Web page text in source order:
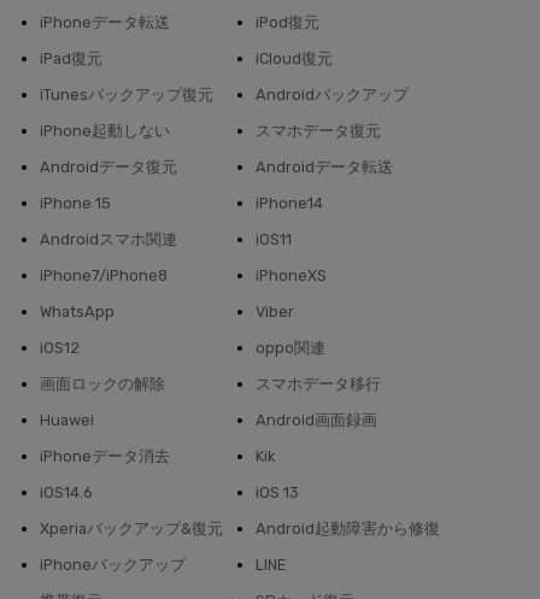
iPhoneデータ転送
iPod復元
iPad復元
iCloud復元
iTunesバックアップ復元
Androidバックアップ
iPhone起動しない
スマホデータ復元
Androidデータ復元
Androidデータ転送
iPhone 15
iPhone14
Androidスマホ関連
iOS11
iPhone7/iPhone8
iPhoneXS
WhatsApp
Viber
iOS12
oppo関連
画面ロックの解除
スマホデータ移行
Huawei
Android画面録画
iPhoneデータ消去
Kik
iOS14.6
iOS 13
Xperiaバックアップ&復元
Android起動障害から修復
iPhoneバックアップ
LINE